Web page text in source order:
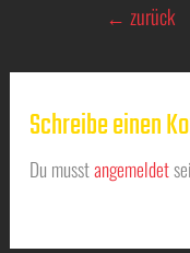
← zurück
Schreibe einen
Du musstangemeldet